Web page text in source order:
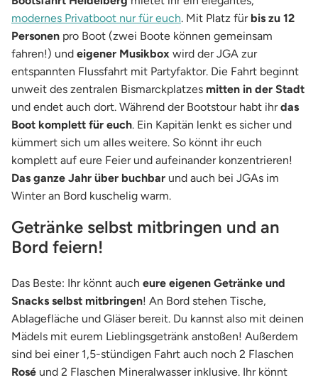
modernes Privatboot nur für euch. Mit Platz für bis zu 12
Personen pro Boot (zwei Boote können gemeinsam
fahren!) und eigener Musikbox wird der JGA zur
entspannten Flussfahrt mit Partyfaktor. Die Fahrt beginnt
unweit des zentralen Bismarckplatzes mitten in der Stadt
und endet auch dort. Während der Bootstour habt ihrdas
Boot komplett für euch. Ein Kapitän lenkt es sicher und
kümmert sich um alles weitere. So könnt ihr euch
komplett auf eure Feier und aufeinander konzentrieren!
Das ganze Jahr über buchbar und auch bei JGAs im
Winter an Bord kuschelig warm.
Getränke selbst mitbringen und an
Bord feiern!
Das Beste: Ihr könnt auch eure eigenen Getränke und
Snacks selbst mitbringen! An Bord stehen Tische,
Ablagefläche und Gläser bereit. Du kannst also mit deinen
Mädels mit eurem Lieblingsgetränk anstoßen! Außerdem
sind bei einer 1,5-stündigen Fahrt auch noch 2 Flaschen
Rosé und 2 Flaschen Mineralwasser inklusive. Ihr könnt